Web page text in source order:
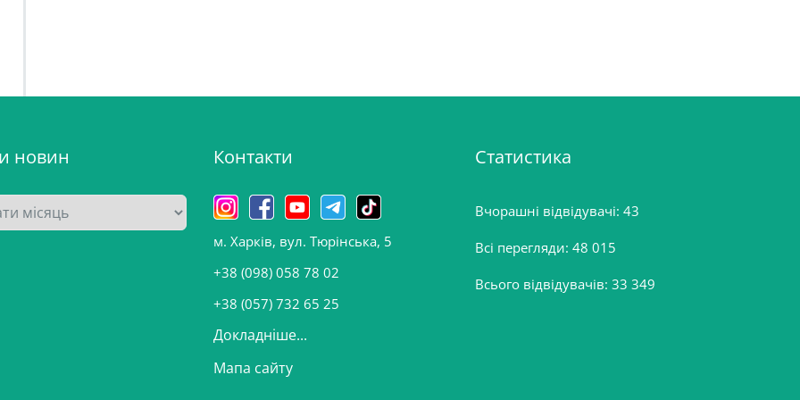
новин Контакти
м. Харків, вул. Тюрінська, 5
+38 (098) 058 78 02
+38 (057) 732 65 25
Докладніше...
Мапа сайту
Статистика
Вчорашні відвідувачі: 43
Всі перегляди: 48 015
Всього відвідувачів: 33 349